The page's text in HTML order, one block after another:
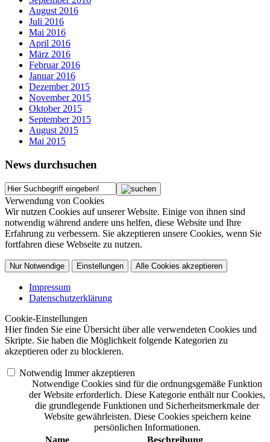
August 2016
Juli 2016
Mai 2016
April 2016
März 2016
Februar 2016
Januar 2016
Dezember 2015
November 2015
Oktober 2015
September 2015
August 2015
Mai 2015
News durchsuchen
Verwendung von Cookies
Wir nutzen Cookies auf unserer Website. Einige von ihnen sind
notwendig während andere uns helfen, diese Website und Ihre
Erfahrung zu verbessern. Sie akzeptieren unsere Cookies, wenn Sie
fortfahren diese Webseite zu nutzen.
Nur Notwendige Einstellungen Alle Cookies akzeptieren
Impressum
Datenschutzerklärung
Cookie-Einstellungen
Hier finden Sie eine Übersicht über alle verwendeten Cookies und
Skripte. Sie haben die Möglichkeit folgende Kategorien zu
akzeptieren oder zu blockieren.
Notwendig Immer akzeptieren
Notwendige Cookies sind für die ordnungsgemäße Funktion
der Website erforderlich. Diese Kategorie enthält nur Cookies,
die grundlegende Funktionen und Sicherheitsmerkmale der
Website gewährleisten. Diese Cookies speichern keine
persönlichen Informationen.